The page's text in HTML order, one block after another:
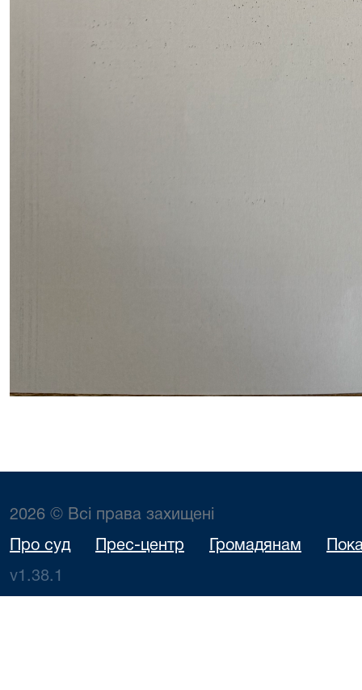
2026 © Всі права захищені
Про суд Прес-центр Громадянам
v1.38.1